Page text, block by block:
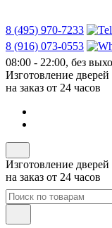
8 (495) 970-7233
8 (916) 073-0553
08:00 - 22:00, без
Изготовление дверей
на заказ от 24 часов
Изготовление дверей
на заказ от 24 часов